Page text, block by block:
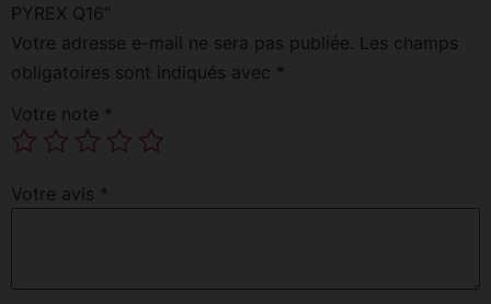
PYREX Q16”
Votre adresse e-mail ne sera pas publiée. Les champs
obligatoires sont indiqués avec *
Votre note *
Votre avis *